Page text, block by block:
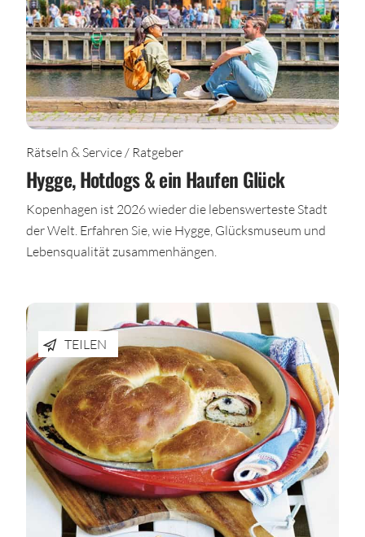
Rätseln & Service / Ratgeber
Hygge, Hotdogs & ein Haufen Glück
Kopenhagen ist 2026 wieder die lebenswerteste Stadt
der Welt. Erfahren Sie, wie Hygge, Glücksmuseum und
Lebensqualität zusammenhängen.
TEILEN